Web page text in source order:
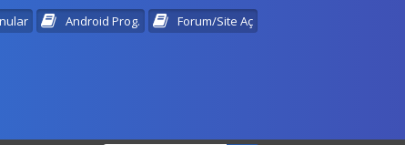
Android Prog. Forum/Site Aç